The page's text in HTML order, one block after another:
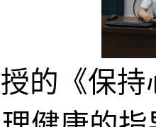
的《保